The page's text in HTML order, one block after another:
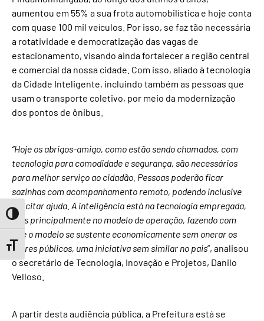
Toggle High Contrast
Toggle Font size
aumentou em 55% a sua frota automobilística e hoje conta
com quase 100 mil veículos. Por isso, se faz tão necessária
a rotatividade e democratização das vagas de
estacionamento, visando ainda fortalecer a região central
e comercial da nossa cidade. Com isso, aliado à tecnologia
da Cidade Inteligente, incluindo também as pessoas que
usam o transporte coletivo, por meio da modernização
dos pontos de ônibus.
“Hoje os abrigos-amigo, como estão sendo chamados, com
tecnologia para comodidade e segurança, são necessários
para melhor serviço ao cidadão. Pessoas poderão ficar
sozinhas com acompanhamento remoto, podendo inclusive
solicitar ajuda. A inteligência está na tecnologia empregada,
mas principalmente no modelo de operação, fazendo com
que o modelo se sustente economicamente sem onerar os
cofres públicos, uma iniciativa sem similar no pais”, analisou
o secretário de Tecnologia, Inovação e Projetos, Danilo
Velloso.
A partir desta audiência pública, a Prefeitura está se